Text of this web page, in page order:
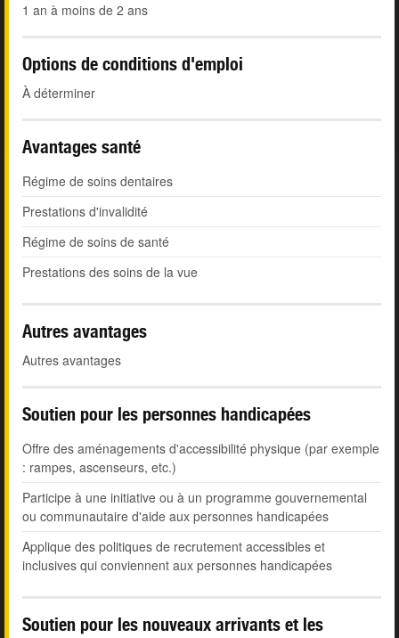
1 an à moins de 2 ans
Options de conditions d'emploi
À déterminer
Avantages santé
Régime de soins dentaires
Prestations d'invalidité
Régime de soins de santé
Prestations des soins de la vue
Autres avantages
Autres avantages
Soutien pour les personnes handicapées
Offre des aménagements d'accessibilité physique (par exemple
: rampes, ascenseurs, etc.)
Participe à une initiative ou à un programme gouvernemental
ou communautaire d'aide aux personnes handicapées
Applique des politiques de recrutement accessibles et
inclusives qui conviennent aux personnes handicapées
Soutien pour les nouveaux arrivants et les